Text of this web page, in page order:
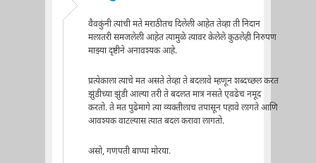
वैवकुंनी त्यांची मते मराठीतच दिलेली आहेत तेव्हा ती निदान
मलातरी समजलेली आहेत त्यामुळे त्यावर केलेले कुठलेही निरुपण
माझ्या दृष्टीने अनावश्यक आहे.
प्रत्येकाला त्याचे मत असते तेव्हा ते बदलावे म्हणून शब्दच्छल करत
झुंडीच्या झुंडी आल्या तरी ते बदलत मात्र नसते एवढेच नमूद
करतो. ते मत पुढेमागे त्या व्यक्तीलाच तपासून पहावे लागते आणि
आवश्यक वाटल्यास त्यात बदल करावा लागतो.
असो, गणपती बाप्पा मोरया.